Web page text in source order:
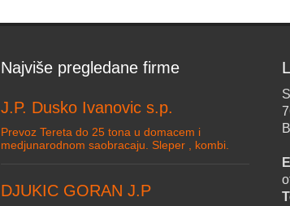
Najviše pregledane firme
J.P. Dusko Ivanovic s.p.
Prevoz Tereta do 25 tona u domacem i
medjunarodnom saobracaju. Sleper , kombi.
DJUKIC GORAN J.P